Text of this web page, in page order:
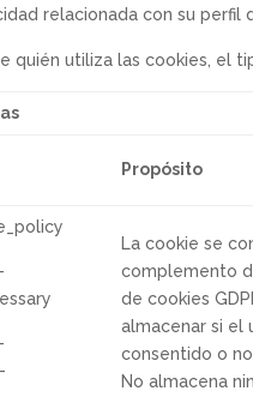
relacionada con su perfil
quién utiliza las cookies, el
Propósito
La cookie se
complemento
de cookies
almacenar si el
consentido o
No almacena